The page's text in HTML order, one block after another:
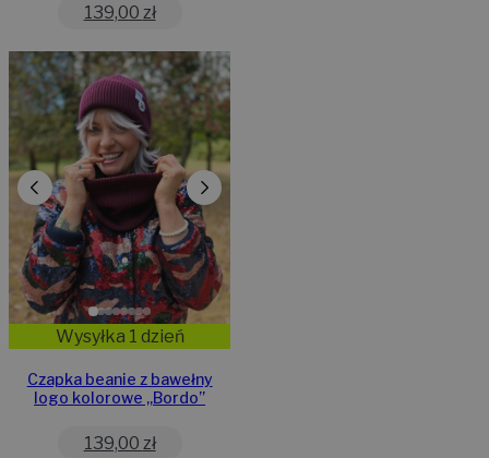
139,00 zł
Wysyłka 1 dzień
Czapka beanie z bawełny
logo kolorowe „Bordo”
139,00 zł